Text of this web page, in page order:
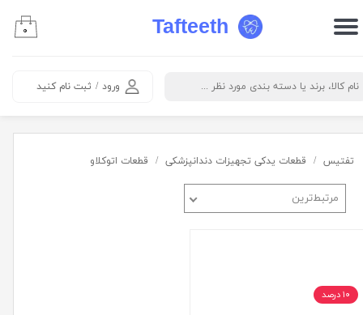
Tafteeth
ورود / ثبت نام کنید
حساب کاربری من
۰
تفتیس قطعات یدکی تجهیزات دندانپزشکی قطعات اتوکلاو
مرتبط‌ترین
۱۰ درصد